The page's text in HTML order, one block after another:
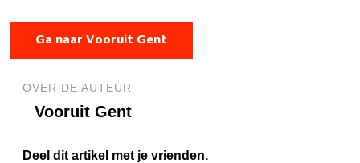
Ga naar Vooruit Gent
OVER DE AUTEUR
Vooruit Gent
Deel dit artikel met je vrienden.